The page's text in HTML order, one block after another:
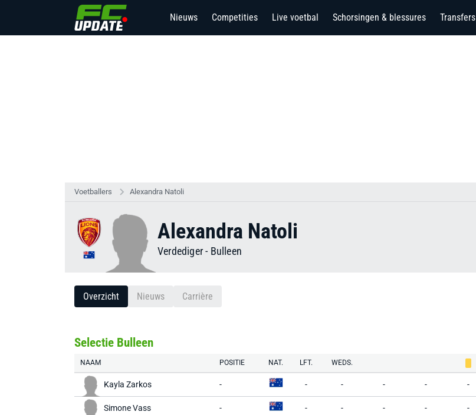
Nieuws Competities Live voetbal Schorsingen & blessures Transfers
Voetballers Alexandra Natoli
Alexandra Natoli
Verdediger- Bulleen
Overzicht Nieuws Carrière
Selectie Bulleen
NAAM POSITIE NAT. LFT. WEDS.
Kayla Zarkos - - - - - -
Simone Vass - - - - - -